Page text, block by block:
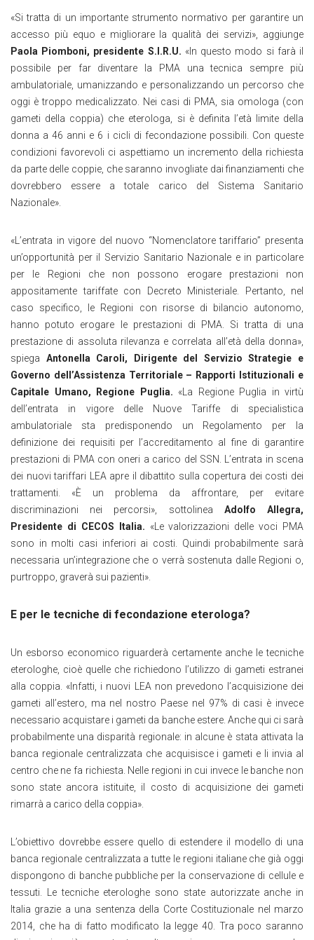
«Si tratta di un importante strumento normativo per garantire un
accesso più equo e migliorare la qualità dei servizi», aggiunge
Paola Piomboni, presidente S.I.R.U. «In questo modo si farà il
possibile per far diventare la PMA una tecnica sempre più
ambulatoriale, umanizzando e personalizzando un percorso che
oggi è troppo medicalizzato. Nei casi di PMA, sia omologa (con
gameti della coppia) che eterologa, si è definita l’età limite della
donna a 46 anni e 6 i cicli di fecondazione possibili. Con queste
condizioni favorevoli ci aspettiamo un incremento della richiesta
da parte delle coppie, che saranno invogliate dai finanziamenti che
dovrebbero essere a totale carico del Sistema Sanitario
Nazionale».
«L’entrata in vigore del nuovo “Nomenclatore tariffario” presenta
un’opportunità per il Servizio Sanitario Nazionale e in particolare
per le Regioni che non possono erogare prestazioni non
appositamente tariffate con Decreto Ministeriale. Pertanto, nel
caso specifico, le Regioni con risorse di bilancio autonomo,
hanno potuto erogare le prestazioni di PMA. Si tratta di una
prestazione di assoluta rilevanza e correlata all’età della donna»,
spiega Antonella Caroli, Dirigente del Servizio Strategie e
Governo dell’Assistenza Territoriale – Rapporti Istituzionali e
Capitale Umano, Regione Puglia. «La Regione Puglia in virtù
dell’entrata in vigore delle Nuove Tariffe di specialistica
ambulatoriale sta predisponendo un Regolamento per la
definizione dei requisiti per l’accreditamento al fine di garantire
prestazioni di PMA con oneri a carico del SSN. L’entrata in scena
dei nuovi tariffari LEA apre il dibattito sulla copertura dei costi dei
trattamenti. «È un problema da affrontare, per evitare
discriminazioni nei percorsi», sottolinea Adolfo Allegra,
Presidente di CECOS Italia. «Le valorizzazioni delle voci PMA
sono in molti casi inferiori ai costi. Quindi probabilmente sarà
necessaria un’integrazione che o verrà sostenuta dalle Regioni o,
purtroppo, graverà sui pazienti».
E per le tecniche di fecondazione eterologa?
Un esborso economico riguarderà certamente anche le tecniche
eterologhe, cioè quelle che richiedono l’utilizzo di gameti estranei
alla coppia. «Infatti, i nuovi LEA non prevedono l’acquisizione dei
gameti all’estero, ma nel nostro Paese nel 97% di casi è invece
necessario acquistare i gameti da banche estere. Anche qui ci sarà
probabilmente una disparità regionale: in alcune è stata attivata la
banca regionale centralizzata che acquisisce i gameti e li invia al
centro che ne fa richiesta. Nelle regioni in cui invece le banche non
sono state ancora istituite, il costo di acquisizione dei gameti
rimarrà a carico della coppia».
L’obiettivo dovrebbe essere quello di estendere il modello di una
banca regionale centralizzata a tutte le regioni italiane che già oggi
dispongono di banche pubbliche per la conservazione di cellule e
tessuti. Le tecniche eterologhe sono state autorizzate anche in
Italia grazie a una sentenza della Corte Costituzionale nel marzo
2014, che ha di fatto modificato la legge 40. Tra poco saranno